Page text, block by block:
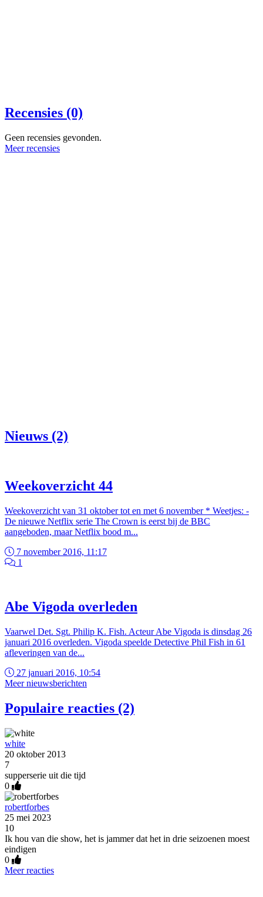
Recensies (0)
Geen recensies gevonden.
Meer recensies
Nieuws (2)
Weekoverzicht 44
Weekoverzicht van 31 oktober tot en met 6 november * Weetjes: -
De nieuwe Netflix serie The Crown is eerst bij de BBC
aangeboden, maar Netflix bood m...
7 november 2016, 11:17
1
Abe Vigoda overleden
Vaarwel Det. Sgt. Philip K. Fish. Acteur Abe Vigoda is dinsdag 26
januari 2016 overleden. Vigoda speelde Detective Phil Fish in 61
afleveringen van de...
27 januari 2016, 10:54
Meer nieuwsberichten
Populaire reacties (2)
white
20 oktober 2013
7
supperserie uit die tijd
0
robertforbes
25 mei 2023
10
Ik hou van die show, het is jammer dat het in drie seizoenen moest
eindigen
0
Meer reacties